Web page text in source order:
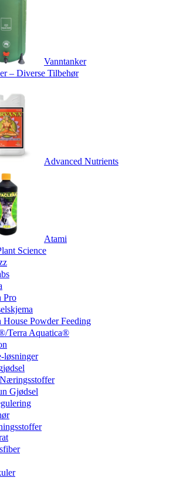
Vanntanker
– Diverse Tilbehør
Advanced Nutrients
Atami
Science
Pro
House Powder Feeding
Terra Aquatica®
løsninger
Gjødsel